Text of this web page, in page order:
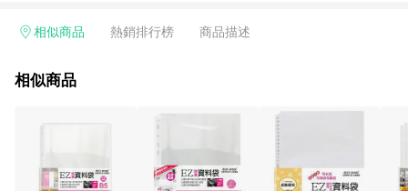
非店舖通路及整合虛實行銷為目標，並以完整的物流倉儲系統，
才享有回饋，點數將於廠商出貨後 30 天前後發送。 (2) 門市訂
導購資格。 (3) 使用九乘九APP下單，將無法獲得點數回饋。
相似商品 熱銷排行榜 商品描述
相似商品